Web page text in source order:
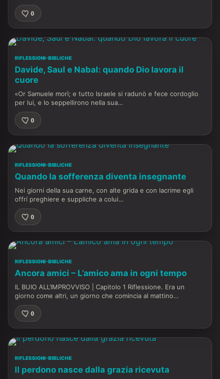
0
RIFLESSIONI-BIBLICHE
Davide, Saul e Nabal: quando Dio lavora il
cuore
«Or Samuele morì; e tutto Israele si radunò e fece cordoglio
per lui, e lo seppellirono nella sua…
0
RIFLESSIONI-BIBLICHE
Quando la sofferenza diventa insegnante
Nei giorni della sua carne, con alte grida e con lacrime egli
offrí preghiere e suppliche a colui…
0
RIFLESSIONI-BIBLICHE
Ancora amici – L’amico ama in ogni tempo
IL BUIO ALL’IMPROVVISO | Capitolo 1 Riflessione. Era un
giorno come altri, un giorno che comincia al mattino…
0
RIFLESSIONI-BIBLICHE
Il perdono nasce dalla grazia ricevuta